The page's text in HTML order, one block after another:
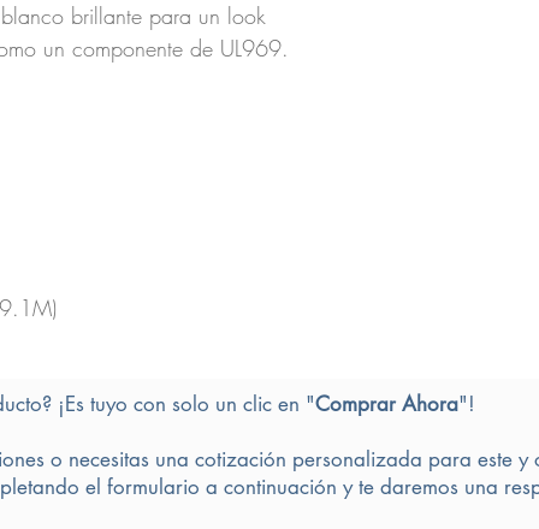
brillante para un look
un componente de UL969.
¡Es tuyo con solo un clic en "Comprar Ahora"!
o necesitas una cotización personalizada para este y
el formulario a continuación y te daremos una